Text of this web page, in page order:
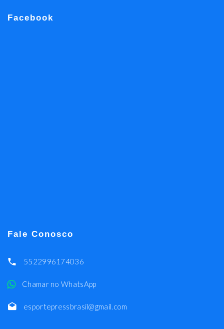
Facebook
Fale Conosco
5522996174036
Chamar no WhatsApp
esportepressbrasil@gmail.com